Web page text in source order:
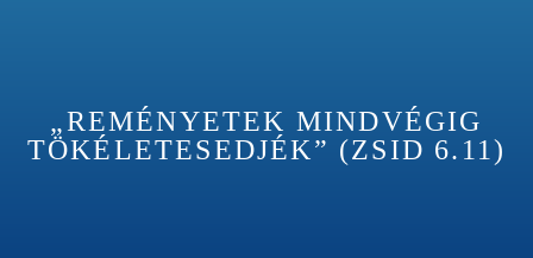
„REMÉNYETEK MINDVÉGIG
TÖKÉLETESEDJÉK” (ZSID 6.11)